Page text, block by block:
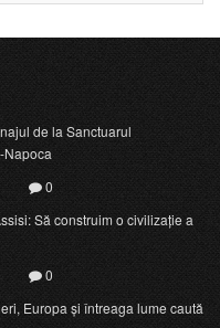
de la Sanctuarul
0
Să construim o civilizație a
0
Europa și întreaga lume caută